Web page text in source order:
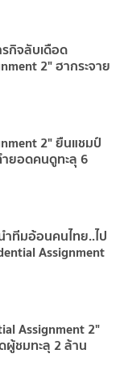
กิจลับเดือด
2" ฮากระจาย
2" ยืนแชมป์
ำยอดคนดูทะลุ 6
ทีมอ้อนคนไทย..ไป
Assignment
Assignment 2"
ชมทะลุ 2 ล้าน